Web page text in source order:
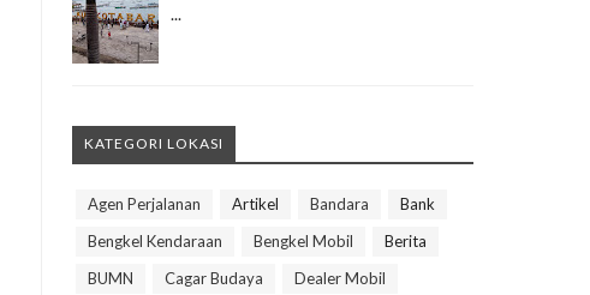
...
KATEGORI LOKASI
Agen Perjalanan Artikel Bandara
Bank
Bengkel Kendaraan
Bengkel Mobil
Berita
BUMN
Cagar Budaya
Dealer Mobil